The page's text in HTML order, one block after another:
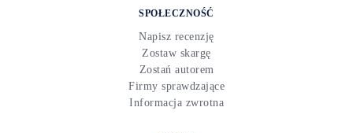
SPOŁECZNOŚĆ
Napisz recenzję
Zostaw skargę
Zostań autorem
Firmy sprawdzające
Informacja zwrotna